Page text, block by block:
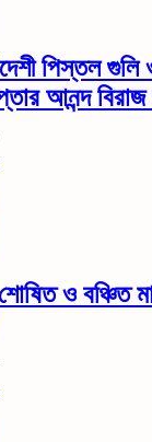
পিস্তল
আনন্দ
ও বঞ্চিত